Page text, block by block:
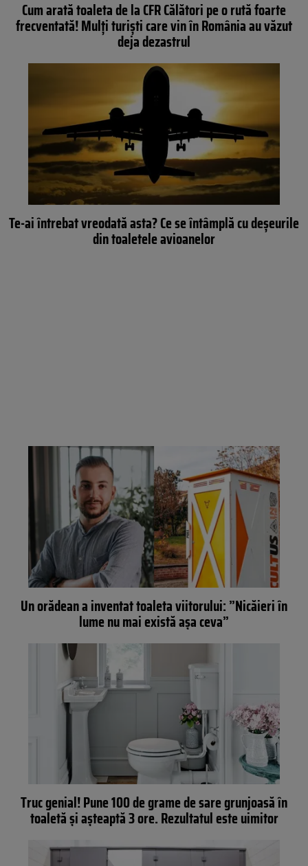
Cum arată toaleta de la CFR Călători pe o rută foarte
frecventată! Mulți turiști care vin în România au văzut
deja dezastrul
Te-ai întrebat vreodată asta? Ce se întâmplă cu deșeurile
din toaletele avioanelor
Un orădean a inventat toaleta viitorului: ”Nicăieri în
lume nu mai există așa ceva”
Truc genial! Pune 100 de grame de sare grunjoasă în
toaletă și așteaptă 3 ore. Rezultatul este uimitor